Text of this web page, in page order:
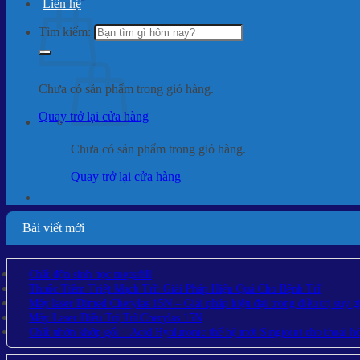
Chưa có sản phẩm trong giỏ hàng.
Quay trở lại cửa hàng
Liên hệ
Tìm kiếm:
Chưa có sản phẩm trong giỏ hàng.
Quay trở lại cửa hàng
Bài viết mới
Chất độn sinh học megafill
Thuốc Tiêm Triệt Mạch Trĩ: Giải Pháp Hiệu Quả Cho Bệnh Trĩ
Máy laser Dimed Cherylas 15N – Giải pháp hiện đại trong điều trị suy
Máy Laser Điều Trị Trĩ Cherylas 15N
Chất nhờn khớp gối – Acid Hyaluronic thế hệ mới Singjoint cho thoái